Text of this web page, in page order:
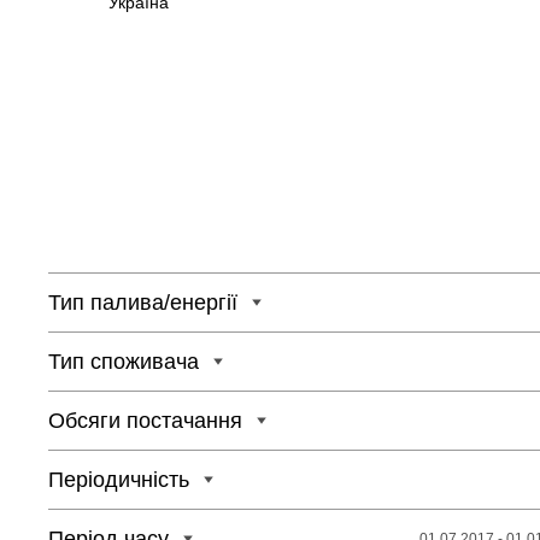
Тип палива/енергії
Тип споживача
Обсяги постачання
Періодичність